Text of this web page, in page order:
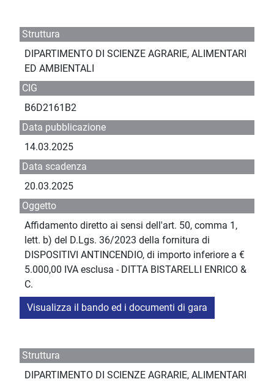
Struttura
DIPARTIMENTO DI SCIENZE AGRARIE, ALIMENTARI
ED AMBIENTALI
CIG
B6D2161B2
Data pubblicazione
14.03.2025
Data scadenza
20.03.2025
Oggetto
Affidamento diretto ai sensi dell'art. 50, comma 1,
lett. b) del D.Lgs. 36/2023 della fornitura di
DISPOSITIVI ANTINCENDIO, di importo inferiore a €
5.000,00 IVA esclusa - DITTA BISTARELLI ENRICO &
C.
Visualizza il bando ed i documenti di gara
Struttura
DIPARTIMENTO DI SCIENZE AGRARIE, ALIMENTARI